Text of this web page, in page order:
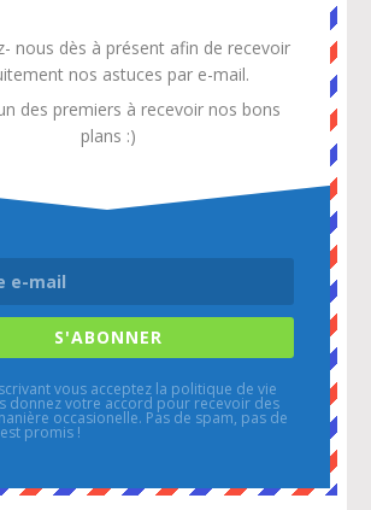
nous dès à présent afin de recevoir
nos astuces par e-mail.
des premiers à recevoir nos bons
plans :)
S'ABONNER
vous acceptez la politique de vie
donnez votre accord pour recevoir des
occasionelle. Pas de spam, pas de
promis !